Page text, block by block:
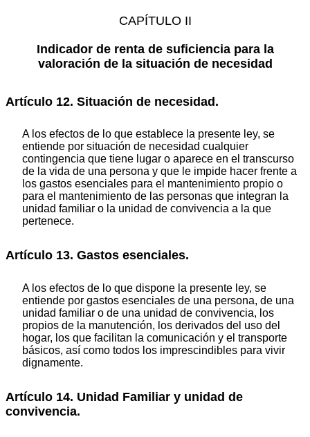
CAPÍTULO II
Indicador de renta de suficiencia para la
valoración de la situación de necesidad
Artículo 12. Situación de necesidad.
A los efectos de lo que establece la presente ley, se
entiende por situación de necesidad cualquier
contingencia que tiene lugar o aparece en el transcurso
de la vida de una persona y que le impide hacer frente a
los gastos esenciales para el mantenimiento propio o
para el mantenimiento de las personas que integran la
unidad familiar o la unidad de convivencia a la que
pertenece.
Artículo 13. Gastos esenciales.
A los efectos de lo que dispone la presente ley, se
entiende por gastos esenciales de una persona, de una
unidad familiar o de una unidad de convivencia, los
propios de la manutención, los derivados del uso del
hogar, los que facilitan la comunicación y el transporte
básicos, así como todos los imprescindibles para vivir
dignamente.
Artículo 14. Unidad Familiar y unidad de
convivencia.